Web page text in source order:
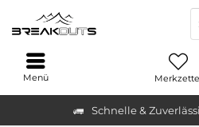
Schnelle &
Menü